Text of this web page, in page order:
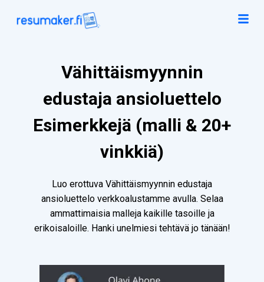
Vähittäismyynnin
edustaja ansioluettelo
Esimerkkejä (malli & 20+
vinkkiä)
Luo erottuva Vähittäismyynnin edustaja
ansioluettelo verkkoalustamme avulla. Selaa
ammattimaisia malleja kaikille tasoille ja
erikoisaloille. Hanki unelmiesi tehtävä jo tänään!